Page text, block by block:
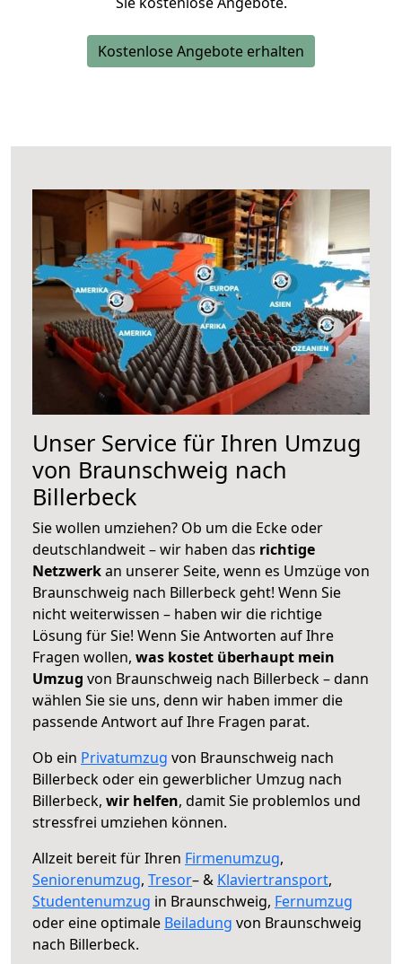
Kostenlose Angebote erhalten
Unser Service für Ihren Umzug
von Braunschweig nach
Billerbeck
Sie wollen umziehen? Ob um die Ecke oder
deutschlandweit – wir haben das richtige
Netzwerkan unserer Seite, wenn es Umzüge von
Braunschweig nach Billerbeck geht! Wenn Sie
nicht weiterwissen – haben wir die richtige
Lösung für Sie! Wenn Sie Antworten auf Ihre
Fragen wollen, was kostet überhaupt mein
Umzug von Braunschweig nach Billerbeck – dann
wählen Sie sie uns, denn wir haben immer die
passende Antwort auf Ihre Fragen parat.
Ob ein Privatumzug von Braunschweig nach
Billerbeck oder ein gewerblicher Umzug nach
Billerbeck, wir helfen, damit Sie problemlos und
stressfrei umziehen können.
Allzeit bereit für Ihren Firmenumzug,
Seniorenumzug, Tresor– & Klaviertransport,
Studentenumzug in Braunschweig, Fernumzug
oder eine optimale Beiladung von Braunschweig
nach Billerbeck.